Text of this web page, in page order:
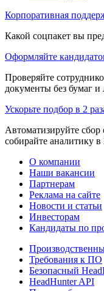
Корпоративная
Какой соцпакет вы
Оформляйте
Проверяйте
документы без бумаг
Ускорьте подбор в 2
Автоматизируйте сбор
собирайте аналитику в
О компании
Наши вакансии
Партнерам
Реклама на сайте
Новости и статьи
Инвесторам
Кандидаты по
Требования к ПО
Безопасный
HeadHunter API